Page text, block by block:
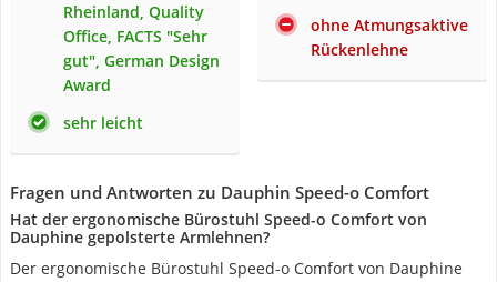
Rheinland, Quality
Office, FACTS "Sehr
gut", German Design
Award
sehr leicht
ohne Atmungsaktive
Rückenlehne
Fragen und Antworten zu Dauphin Speed-o Comfort
Hat der ergonomische Bürostuhl Speed-o Comfort von
Dauphine gepolsterte Armlehnen?
Der ergonomische Bürostuhl Speed-o Comfort von Dauphine